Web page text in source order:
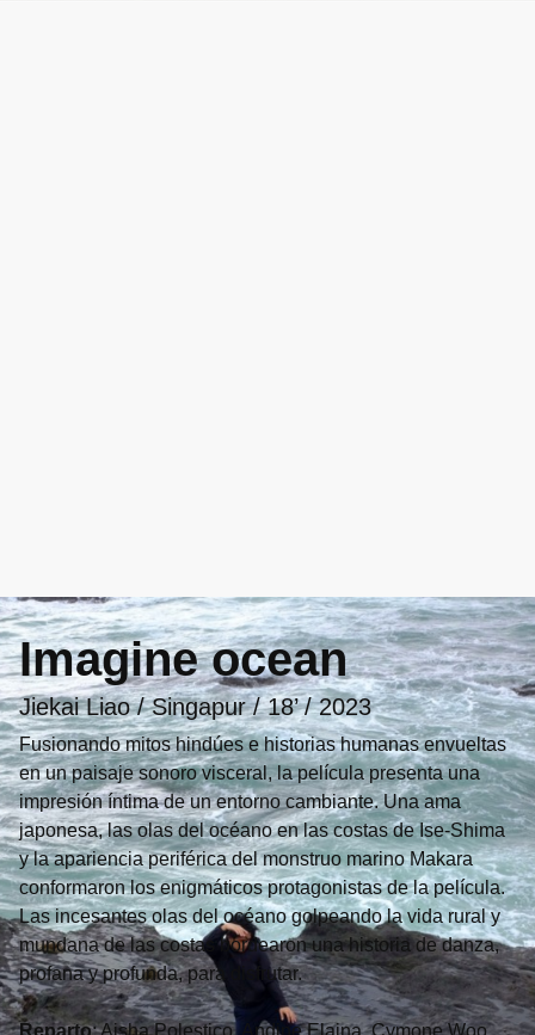
Imagine ocean
Jiekai Liao / Singapur / 18’ / 2023
Fusionando mitos hindúes e historias humanas envueltas
en un paisaje sonoro visceral, la película presenta una
impresión íntima de un entorno cambiante. Una ama
japonesa, las olas del océano en las costas de Ise-Shima
y la apariencia periférica del monstruo marino Makara
conformaron los enigmáticos protagonistas de la película.
Las incesantes olas del océano golpeando la vida rural y
mundana de las costas bordearon una historia de danza,
profana y profunda, para disfrutar.